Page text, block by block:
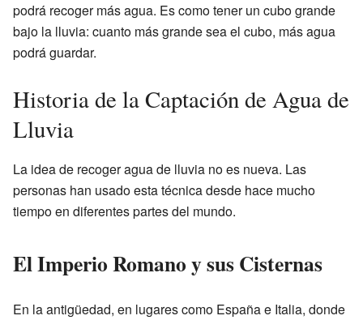
podrá recoger más agua. Es como tener un cubo grande
bajo la lluvia: cuanto más grande sea el cubo, más agua
podrá guardar.
Historia de la Captación de Agua de
Lluvia
La idea de recoger agua de lluvia no es nueva. Las
personas han usado esta técnica desde hace mucho
tiempo en diferentes partes del mundo.
El Imperio Romano y sus Cisternas
En la antigüedad, en lugares como España e Italia, donde